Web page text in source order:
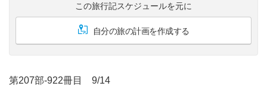
この旅行記スケジュールを元に
自分の旅の計画を作成する
第207部-922冊目 9/14